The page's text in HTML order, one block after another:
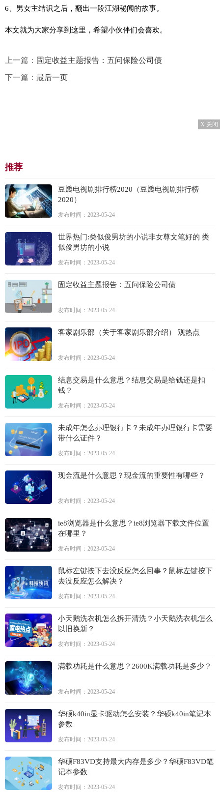
6、男女主结识之后，翻出一段江湖秘闻的故事。
本文就为大家分享到这里，希望小伙伴们会喜欢。
上一篇： 固定收益主题报告：五问保险公司债
下一篇： 最后一页
X 关闭
推荐
豆瓣电视剧排行榜2020（豆瓣电视剧排行榜
2020）
发布时间：2023-05-24
世界热门:类似俊男坊的小说非女尊文笔好的 类
似俊男坊的小说
发布时间：2023-05-24
固定收益主题报告：五问保险公司债
发布时间：2023-05-24
客家剧乐部（关于客家剧乐部介绍） 观热点
发布时间：2023-05-24
结息交易是什么意思？结息交易是给钱还是扣
钱？
发布时间：2023-05-24
未成年怎么办理银行卡？未成年办理银行卡需要
带什么证件？
发布时间：2023-05-24
现金流是什么意思？现金流的重要性有哪些？
发布时间：2023-05-24
ie8浏览器是什么意思？ie8浏览器下载文件位置
在哪里？
发布时间：2023-05-24
鼠标左键按下去没反应怎么回事？鼠标左键按下
去没反应怎么解决？
发布时间：2023-05-24
小天鹅洗衣机怎么拆开清洗？小天鹅洗衣机怎么
以旧换新？
发布时间：2023-05-24
满载功耗是什么意思？2600K满载功耗是多少？
发布时间：2023-05-24
华硕k40in显卡驱动怎么安装？华硕k40in笔记本
参数
发布时间：2023-05-24
华硕F83VD支持最大内存是多少？华硕F83VD笔
记本参数
发布时间：2023-05-24